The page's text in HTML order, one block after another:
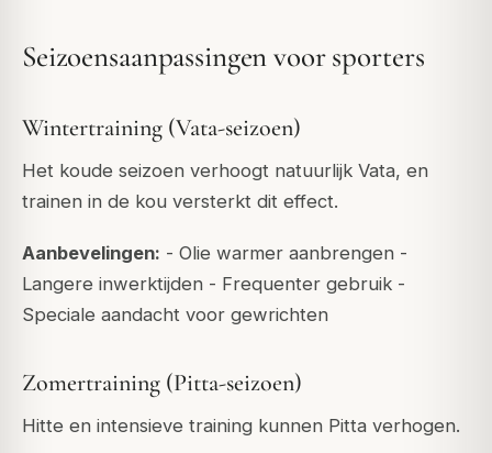
Seizoensaanpassingen voor sporters
Wintertraining (Vata-seizoen)
Het koude seizoen verhoogt natuurlijk Vata, en
trainen in de kou versterkt dit effect.
Aanbevelingen: - Olie warmer aanbrengen -
Langere inwerktijden - Frequenter gebruik -
Speciale aandacht voor gewrichten
Zomertraining (Pitta-seizoen)
Hitte en intensieve training kunnen Pitta verhogen.